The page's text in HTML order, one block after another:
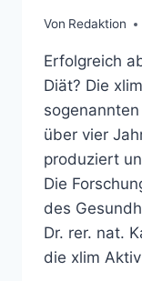
Von Redaktion
Erfolgreich
Diät? Die
über vier
produziert
Die
des
Dr. rer. nat.
die xlim